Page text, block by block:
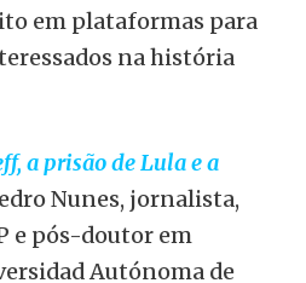
em plataformas para
na história
a prisão de Lula e a
Nunes, jornalista,
e pós-doutor em
Autónoma de